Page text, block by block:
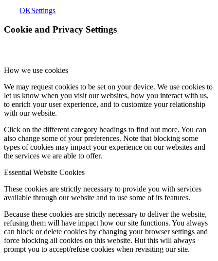
OKSettings
Cookie and Privacy Settings
How we use cookies
We may request cookies to be set on your device. We use cookies to
let us know when you visit our websites, how you interact with us,
to enrich your user experience, and to customize your relationship
with our website.
Click on the different category headings to find out more. You can
also change some of your preferences. Note that blocking some
types of cookies may impact your experience on our websites and
the services we are able to offer.
Essential Website Cookies
These cookies are strictly necessary to provide you with services
available through our website and to use some of its features.
Because these cookies are strictly necessary to deliver the website,
refusing them will have impact how our site functions. You always
can block or delete cookies by changing your browser settings and
force blocking all cookies on this website. But this will always
prompt you to accept/refuse cookies when revisiting our site.